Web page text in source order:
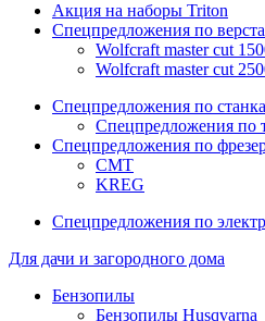
Акция на наборы Triton
Спецпредложения по
Wolfcraft master cut
Wolfcraft master cut
Спецпредложения по
Спецпредложения по
Спецпредложения по
CMT
KREG
Спецпредложения по
Для дачи и загородного дома
Бензопилы
Бензопилы Husqvarna